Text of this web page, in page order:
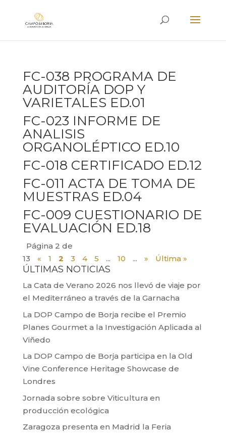
FC-038 PROGRAMA DE
AUDITORÍA DOP Y
VARIETALES ED.01
FC-023 INFORME DE
ANALISIS
ORGANOLÉPTICO ED.10
FC-018 CERTIFICADO ED.12
FC-011 ACTA DE TOMA DE
MUESTRAS ED.04
FC-009 CUESTIONARIO DE
EVALUACIÓN ED.18
Página 2 de
13
« 1 2 3 4 5 ... 10 ... » Última »
ÚLTIMAS NOTICIAS
La Cata de Verano 2026 nos llevó de viaje por
el Mediterráneo a través de la Garnacha
La DOP Campo de Borja recibe el Premio
Planes Gourmet a la Investigación Aplicada al
Viñedo
La DOP Campo de Borja participa en la Old
Vine Conference Heritage Showcase de
Londres
Jornada sobre sobre Viticultura en
producción ecológica
Zaragoza presenta en Madrid la Feria